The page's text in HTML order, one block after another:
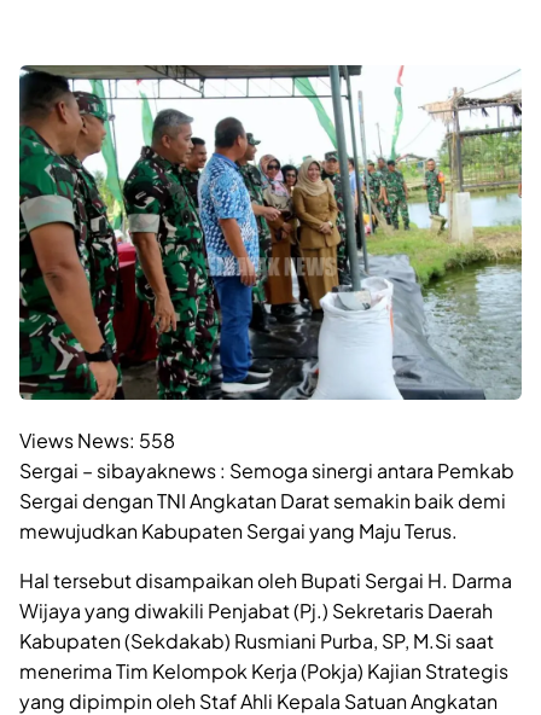
Views News: 558
Sergai – sibayaknews : Semoga sinergi antara Pemkab
Sergai dengan TNI Angkatan Darat semakin baik demi
mewujudkan Kabupaten Sergai yang Maju Terus.
Hal tersebut disampaikan oleh Bupati Sergai H. Darma
Wijaya yang diwakili Penjabat (Pj.) Sekretaris Daerah
Kabupaten (Sekdakab) Rusmiani Purba, SP, M.Si saat
menerima Tim Kelompok Kerja (Pokja) Kajian Strategis
yang dipimpin oleh Staf Ahli Kepala Satuan Angkatan